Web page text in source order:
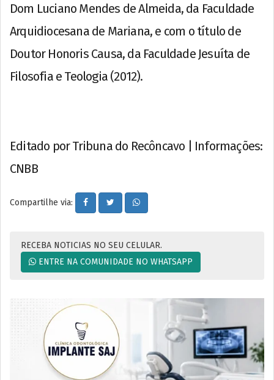
Dom Luciano Mendes de Almeida, da Faculdade
Arquidiocesana de Mariana, e com o título de
Doutor Honoris Causa, da Faculdade Jesuíta de
Filosofia e Teologia (2012).
Editado por Tribuna do Recôncavo | Informações:
CNBB
Compartilhe via:
RECEBA NOTICIAS NO SEU CELULAR.
ENTRE NA COMUNIDADE NO WHATSAPP